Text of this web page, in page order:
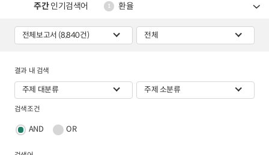
결과 내 검색
검색조건
AND OR
주간인기검색어 1 환율